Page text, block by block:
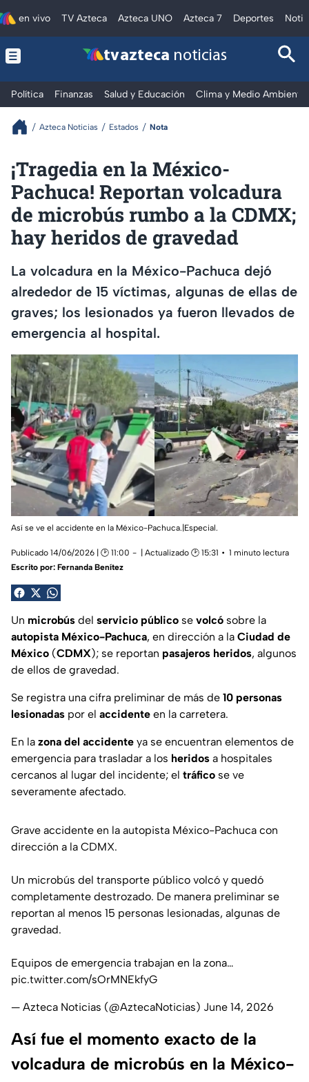
en vivo TV Azteca Azteca UNO Azteca 7 Deportes
tv azteca noticias
Política Finanzas Salud y Educación Clima y Medio Ambiente
Azteca Noticias Estados Nota
¡Tragedia en la México-
Pachuca! Reportan volcadura
de microbús rumbo a la CDMX;
hay heridos de gravedad
La volcadura en la México-Pachuca dejó
alrededor de 15 víctimas, algunas de ellas de
graves; los lesionados ya fueron llevados de
emergencia al hospital.
Así se ve el accidente en la México-Pachuca.|Especial.
Publicado 14/06/2026 | 🕑 11:00 | Actualizado 🕑 15:31
1 minuto lectura
Escrito por: Fernanda Benítez
Un microbús del servicio público se volcó sobre la
autopista México-Pachuca, en dirección a la Ciudad de
México (CDMX); se reportan pasajeros heridos, algunos
de ellos de gravedad.
Se registra una cifra preliminar de más de 10 personas
lesionadas por el accidente en la carretera.
En la zona del accidente ya se encuentran elementos de
emergencia para trasladar a los heridos a hospitales
cercanos al lugar del incidente; el tráfico se ve
severamente afectado.
Grave accidente en la autopista México-Pachuca con
dirección a la CDMX.
Un microbús del transporte público volcó y quedó
completamente destrozado. De manera preliminar se
reportan al menos 15 personas lesionadas, algunas de
gravedad.
Equipos de emergencia trabajan en la zona…
pic.twitter.com/sOrMNEkfyG
— Azteca Noticias (@AztecaNoticias) June 14, 2026
Así fue el momento exacto de la
volcadura de microbús en la México-